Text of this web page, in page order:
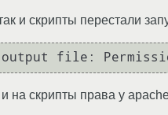
и скрипты перестали
на скрипты права у